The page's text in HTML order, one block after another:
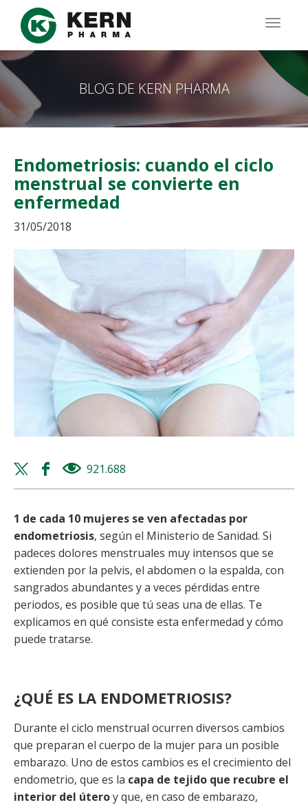
Pasar
contenido
principal
BLOG DE KERN PHARMA
Endometriosis: cuando el ciclo
menstrual se convierte en
enfermedad
31/05/2018
Twitter
share
Facebook
share
921.688
1 de cada 10 mujeres se ven afectadas por
endometriosis, según el Ministerio de Sanidad. Si
padeces dolores menstruales muy intensos que se
extienden por la pelvis, el abdomen o la espalda, con
sangrados abundantes y a veces pérdidas entre
periodos, es posible que tú seas una de ellas. Te
explicamos en qué consiste esta enfermedad y cómo
puede tratarse.
¿QUÉ ES LA ENDOMETRIOSIS?
Durante el ciclo menstrual ocurren diversos cambios
que preparan el cuerpo de la mujer para un posible
embarazo. Uno de estos cambios es el crecimiento del
endometrio, que es la capa de tejido que recubre el
interior del úteroy que, en caso de embarazo,